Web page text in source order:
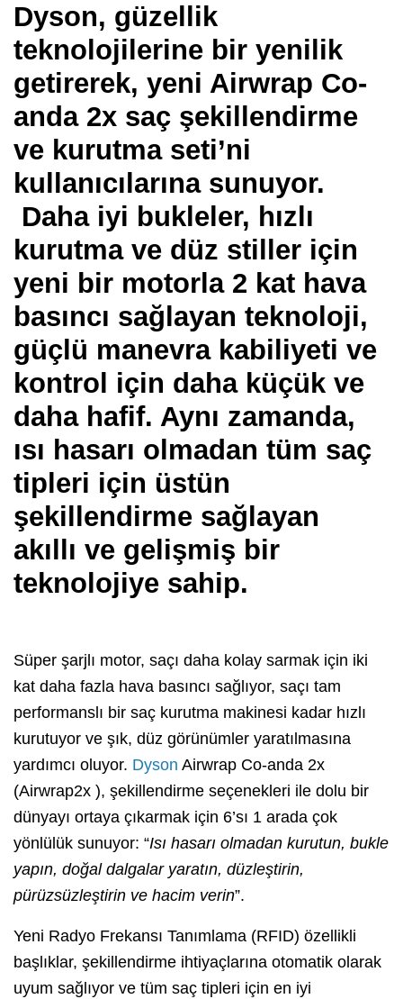
Dyson, güzellik
teknolojilerine bir yenilik
getirerek, yeni Airwrap Co-
anda 2x saç şekillendirme
ve kurutma seti’ni
kullanıcılarına sunuyor.
Daha iyi bukleler, hızlı
kurutma ve düz stiller için
yeni bir motorla 2 kat hava
basıncı sağlayan teknoloji,
güçlü manevra kabiliyeti ve
kontrol için daha küçük ve
daha hafif. Aynı zamanda,
ısı hasarı olmadan tüm saç
tipleri için üstün
şekillendirme sağlayan
akıllı ve gelişmiş bir
teknolojiye sahip.
Süper şarjlı motor, saçı daha kolay sarmak için iki
kat daha fazla hava basıncı sağlıyor, saçı tam
performanslı bir saç kurutma makinesi kadar hızlı
kurutuyor ve şık, düz görünümler yaratılmasına
yardımcı oluyor. Dyson Airwrap Co-anda 2x
(Airwrap2x ), şekillendirme seçenekleri ile dolu bir
dünyayı ortaya çıkarmak için 6’sı 1 arada çok
yönlülük sunuyor: “Isı hasarı olmadan kurutun, bukle
yapın, doğal dalgalar yaratın, düzleştirin,
pürüzsüzleştirin ve hacim verin”.
Yeni Radyo Frekansı Tanımlama (RFID) özellikli
başlıklar, şekillendirme ihtiyaçlarına otomatik olarak
uyum sağlıyor ve tüm saç tipleri için en iyi